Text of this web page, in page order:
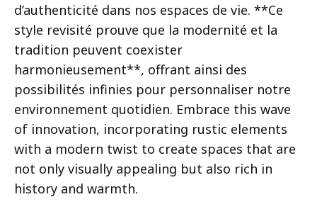
d’authenticité dans nos espaces de vie. **Ce
style revisité prouve que la modernité et la
tradition peuvent coexister
harmonieusement**, offrant ainsi des
possibilités infinies pour personnaliser notre
environnement quotidien. Embrace this wave
of innovation, incorporating rustic elements
with a modern twist to create spaces that are
not only visually appealing but also rich in
history and warmth.